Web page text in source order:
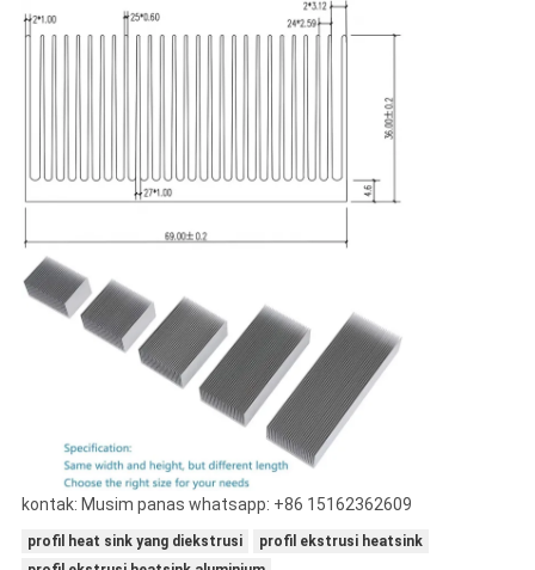
kontak: Musim panas whatsapp: +86 15162362609
profil heat sink yang diekstrusi
profil ekstrusi heatsink